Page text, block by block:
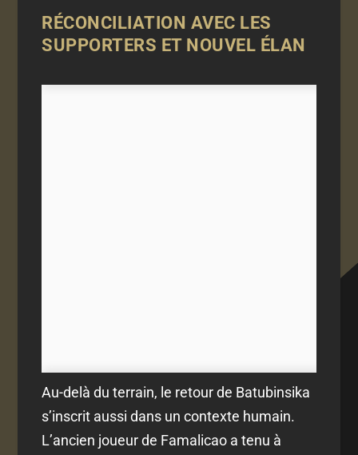
RÉCONCILIATION AVEC LES
SUPPORTERS ET NOUVEL ÉLAN
Au-delà du terrain, le retour de Batubinsika
s’inscrit aussi dans un contexte humain.
L’ancien joueur de Famalicao a tenu à